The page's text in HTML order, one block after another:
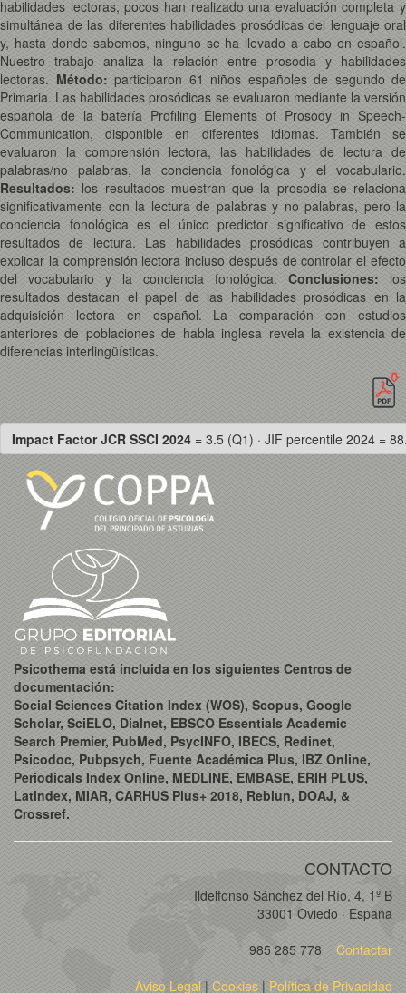
habilidades lectoras, pocos han realizado una evaluación completa y
simultánea de las diferentes habilidades prosódicas del lenguaje oral
y, hasta donde sabemos, ninguno se ha llevado a cabo en español.
Nuestro trabajo analiza la relación entre prosodia y habilidades
lectoras. Método: participaron 61 niños españoles de segundo de
Primaria. Las habilidades prosódicas se evaluaron mediante la versión
española de la batería Profiling Elements of Prosody in Speech-
Communication, disponible en diferentes idiomas. También se
evaluaron la comprensión lectora, las habilidades de lectura de
palabras/no palabras, la conciencia fonológica y el vocabulario.
Resultados:los resultados muestran que la prosodia se relaciona
significativamente con la lectura de palabras y no palabras, pero la
conciencia fonológica es el único predictor significativo de estos
resultados de lectura. Las habilidades prosódicas contribuyen a
explicar la comprensión lectora incluso después de controlar el efecto
del vocabulario y la conciencia fonológica. Conclusiones: los
resultados destacan el papel de las habilidades prosódicas en la
adquisición lectora en español. La comparación con estudios
anteriores de poblaciones de habla inglesa revela la existencia de
diferencias interlingüísticas.
Impact Factor JCR SSCI 2024 = 3.5 (Q1) · JIF percentile 2024 =
Psicothema está incluida en los siguientes Centros de
documentación:
Social Sciences Citation Index (WOS), Scopus, Google
Scholar, SciELO, Dialnet, EBSCO Essentials Academic
Search Premier, PubMed, PsycINFO, IBECS, Redinet,
Psicodoc, Pubpsych, Fuente Académica Plus, IBZ Online,
Periodicals Index Online, MEDLINE, EMBASE, ERIH PLUS,
Latindex, MIAR, CARHUS Plus+ 2018, Rebiun, DOAJ, &
Crossref.
CONTACTO
Ildelfonso Sánchez del Río, 4, 1º B
33001 Oviedo · España
985 285 778
Contactar
Aviso Legal| Cookies | Política de Privacidad